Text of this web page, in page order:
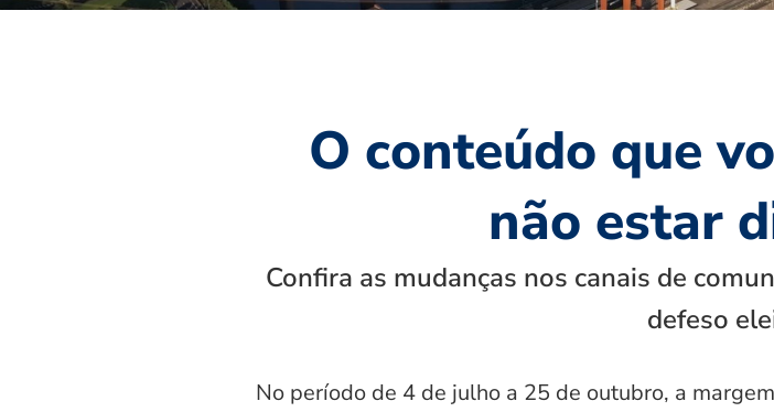
O conteúdo que
não estar
Confira as mudanças nos canais de
defeso
No período de 4 de julho a 25 de outubro, a